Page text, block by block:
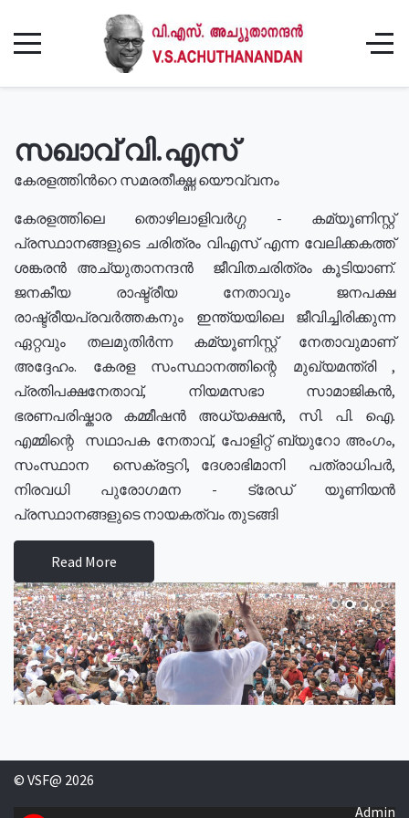
സഖാവ് വി.എസ്
കേരളത്തിൻറെ സമരതീക്ഷ്ണ യൌവ്വനം
കേരളത്തിലെ തൊഴിലാളിവർഗ്ഗ - കമ്യൂണിസ്റ്റ്
പ്രസ്ഥാനങ്ങളുടെ ചരിത്രം വിഎസ് എന്ന വേലിക്കകത്ത്
ശങ്കരൻ അച്യുതാനന്ദൻ ജീവിതചരിത്രം കൂടിയാണ്.
ജനകീയ രാഷ്ട്രീയ നേതാവും ജനപക്ഷ
രാഷ്ട്രീയപ്രവർത്തകനും ഇന്ത്യയിലെ ജീവിച്ചിരിക്കുന്ന
ഏറ്റവും തലമുതിർന്ന കമ്യൂണിസ്റ്റ് നേതാവുമാണ്
അദ്ദേഹം. കേരള സംസ്ഥാനത്തിന്റെ മുഖ്യമന്ത്രി ,
പ്രതിപക്ഷനേതാവ്, നിയമസഭാ സാമാജികൻ,
ഭരണപരിഷ്കാര കമ്മീഷൻ അധ്യക്ഷൻ, സി. പി. ഐ.
എമ്മിന്റെ സഥാപക നേതാവ്, പോളിറ്റ് ബ്യുറോ അംഗം,
സംസ്ഥാന സെക്രട്ടറി, ദേശാഭിമാനി പത്രാധിപർ,
നിരവധി പുരോഗമന - ട്രേഡ് യൂണിയൻ
പ്രസ്ഥാനങ്ങളുടെ നായകത്വം തുടങ്ങി
Read More
© VSF@ 2026
Admin